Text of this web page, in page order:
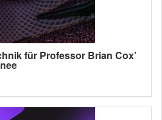
für Professor Brian Cox’